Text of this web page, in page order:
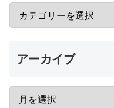
アーカイブ